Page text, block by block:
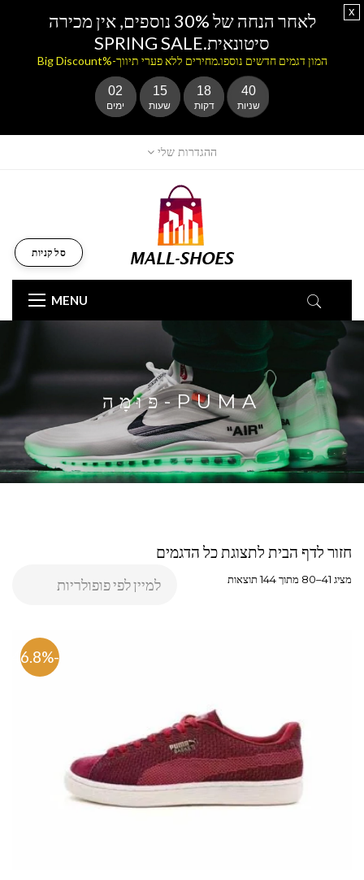
ההגדרות שלי
MENU
סל קניות
PUMA-פּוּמָה
חזור לדף הבית לתצוגת כל הדגמים
מציג 41–80 מתוך 144 תוצאות
-46.8%
לאחר הנחה של 30% נוספים, אין מכירה
סיטונאית.SPRING SALE
המון דגמים חדשים נוספו.מחירים ללא פערי תיווך-%Big Discount
02
ימים
15
שעות
18
דקות
39
שניות
x